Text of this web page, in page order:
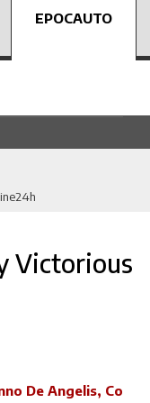
EPOCAUTO
Victorious
De Angelis, Co